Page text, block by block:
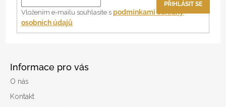
Informace pro vás
O nás
Kontakt
Vložením e-mailu souhlasíte spodmínkami ochrany
osobních údajů
PŘIHLÁSIT SE